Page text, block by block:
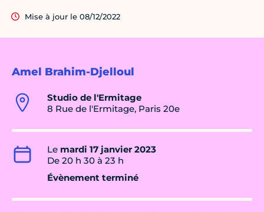
Amel Brahim-Djelloul
Studio de l'Ermitage
8 Rue de l'Ermitage, Paris 20e
Le mardi 17 janvier 2023
De 20 h 30 à 23 h
Évènement terminé
Mise à jour le 08/12/2022